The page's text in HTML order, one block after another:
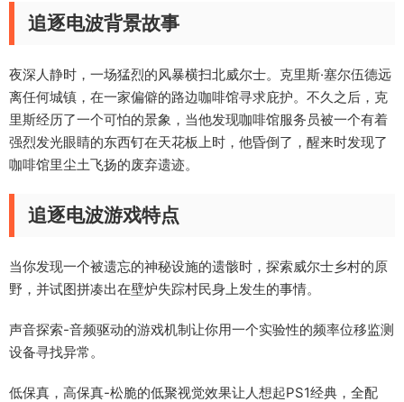
追逐电波背景故事
夜深人静时，一场猛烈的风暴横扫北威尔士。克里斯·塞尔伍德远
离任何城镇，在一家偏僻的路边咖啡馆寻求庇护。不久之后，克
里斯经历了一个可怕的景象，当他发现咖啡馆服务员被一个有着
强烈发光眼睛的东西钉在天花板上时，他昏倒了，醒来时发现了
咖啡馆里尘土飞扬的废弃遗迹。
追逐电波游戏特点
当你发现一个被遗忘的神秘设施的遗骸时，探索威尔士乡村的原
野，并试图拼凑出在壁炉失踪村民身上发生的事情。
声音探索-音频驱动的游戏机制让你用一个实验性的频率位移监测
设备寻找异常。
低保真，高保真-松脆的低聚视觉效果让人想起PS1经典，全配